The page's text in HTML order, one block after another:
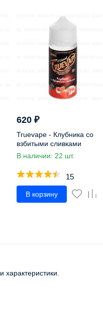
620 ₽
Truevape - Клубника со
взбитыми сливками
В наличии: 22 шт.
15
В корзину